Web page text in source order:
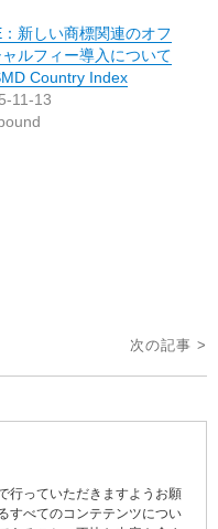
：新しい商標関連のオフ
ャルフィー導入について
Country Index
11-13
次の記事 >
行っていただきますようお願
すべてのコンテテンツについ